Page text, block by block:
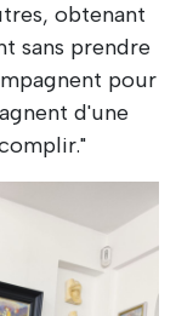
obtenant
sans prendre
pour
d'une